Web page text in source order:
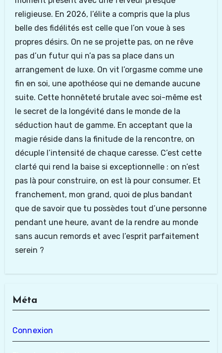
religieuse. En 2026, l’élite a compris que la plus
belle des fidélités est celle que l’on voue à ses
propres désirs. On ne se projette pas, on ne rêve
pas d’un futur qui n’a pas sa place dans un
arrangement de luxe. On vit l’orgasme comme une
fin en soi, une apothéose qui ne demande aucune
suite. Cette honnêteté brutale avec soi-même est
le secret de la longévité dans le monde de la
séduction haut de gamme. En acceptant que la
magie réside dans la finitude de la rencontre, on
décuple l’intensité de chaque caresse. C’est cette
clarté qui rend la baise si exceptionnelle : on n’est
pas là pour construire, on est là pour consumer. Et
franchement, mon grand, quoi de plus bandant
que de savoir que tu possèdes tout d’une personne
pendant une heure, avant de la rendre au monde
sans aucun remords et avec l’esprit parfaitement
serein ?
Méta
Connexion